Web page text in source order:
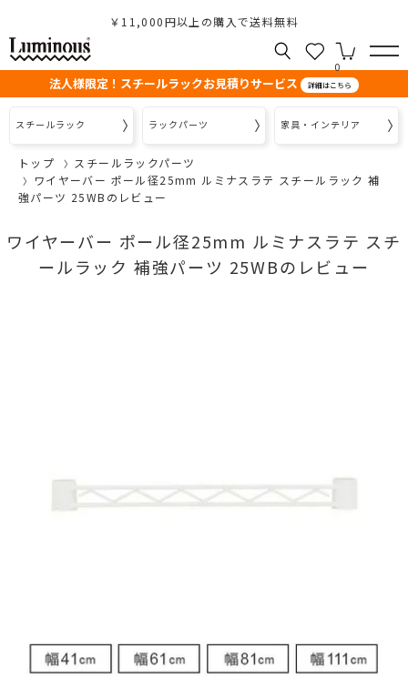
￥11,000円以上の購入で送料無料
0
法人様限定！スチールラックお見積りサービス 詳細はこちら
スチールラック ラックパーツ 家具・インテリア
トップ
スチールラックパーツ
ワイヤーバー ポール径25mm ルミナスラテ スチールラック 補
強パーツ 25WBのレビュー
ワイヤーバー ポール径25mm ルミナスラテ スチ
ールラック 補強パーツ 25WBのレビュー